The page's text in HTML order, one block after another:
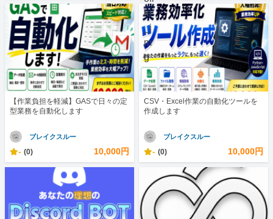
【作業負担を軽減】GASで日々の定
型業務を自動化します
ブレイクスルー
- (0) 10,000円
CSV・Excel作業の自動化ツールを
作成します
ブレイクスルー
- (0) 10,000円